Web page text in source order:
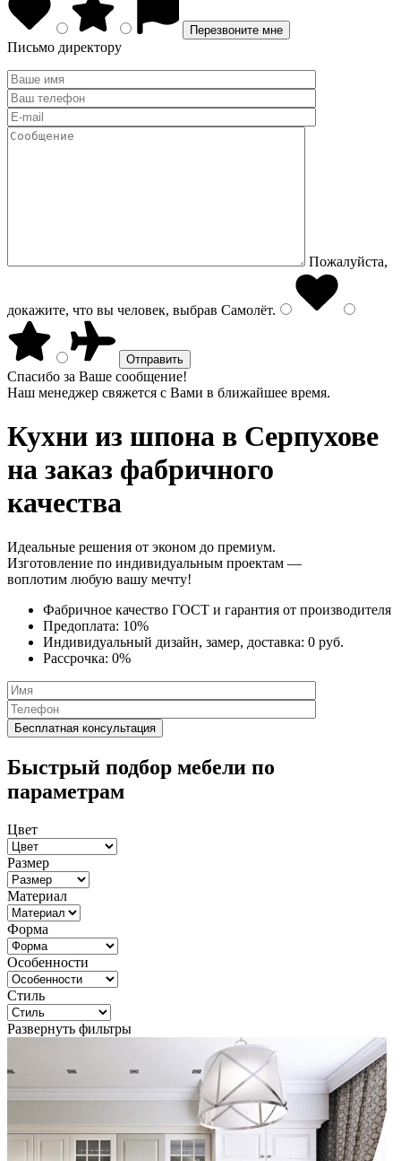
Письмо директору
Пожалуйста,
докажите, что вы человек, выбрав Самолёт.
Спасибо за Ваше сообщение!
Наш менеджер свяжется с Вами в ближайшее время.
Кухни из шпона в Серпухове
на заказ фабричного
качества
Идеальные решения от эконом до премиум.
Изготовление по индивидуальным проектам —
воплотим любую вашу мечту!
Фабричное качество ГОСТ и гарантия от производителя
Предоплата: 10%
Индивидуальный дизайн, замер, доставка: 0 руб.
Рассрочка: 0%
Быстрый подбор мебели по
параметрам
Цвет
Размер
Материал
Форма
Особенности
Стиль
Развернуть фильтры